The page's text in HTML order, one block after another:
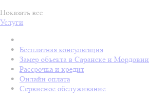
Показать все
Услуги
Бесплатная консультация
Замер объекта в Саранске и Мордовии
Рассрочка и кредит
Онлайн оплата
Сервисное обслуживание